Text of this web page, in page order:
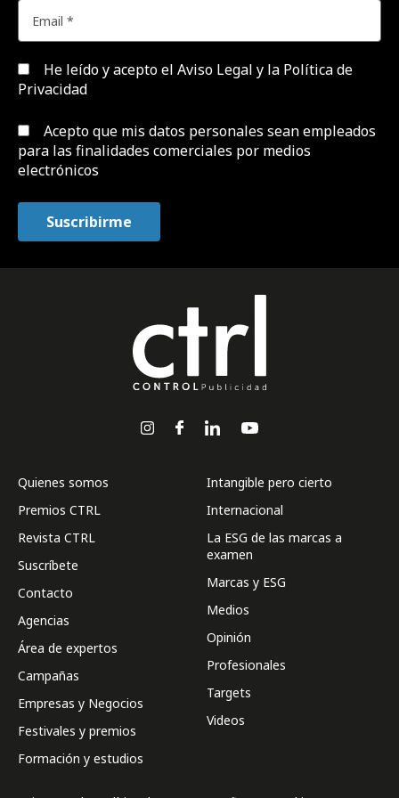
He leído y acepto el Aviso Legal y la Política de
Privacidad
Acepto que mis datos personales sean empleados
para las finalidades comerciales por medios
electrónicos
Quienes somos
Premios CTRL
Revista CTRL
Suscríbete
Contacto
Agencias
Área de expertos
Campañas
Empresas y Negocios
Festivales y premios
Formación y estudios
Intangible pero cierto
Internacional
La ESG de las marcas a
examen
Marcas y ESG
Medios
Opinión
Profesionales
Targets
Videos